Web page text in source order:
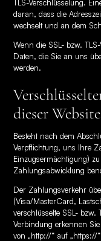
TLS-Verschlüsselung.
daran, dass die
wechselt und an dem
Wenn die SSL- bzw.
Daten, die Sie an uns
werden.
dieser Website
Besteht nach dem
Verpflichtung, uns Ihre
Einzugsermächtigung)
Zahlungsabwicklung
Der Zahlungsverkehr
(Visa/MasterCard,
verschlüsselte SSL- bzw.
Verbindung erkennen
von „http://“ auf „https://